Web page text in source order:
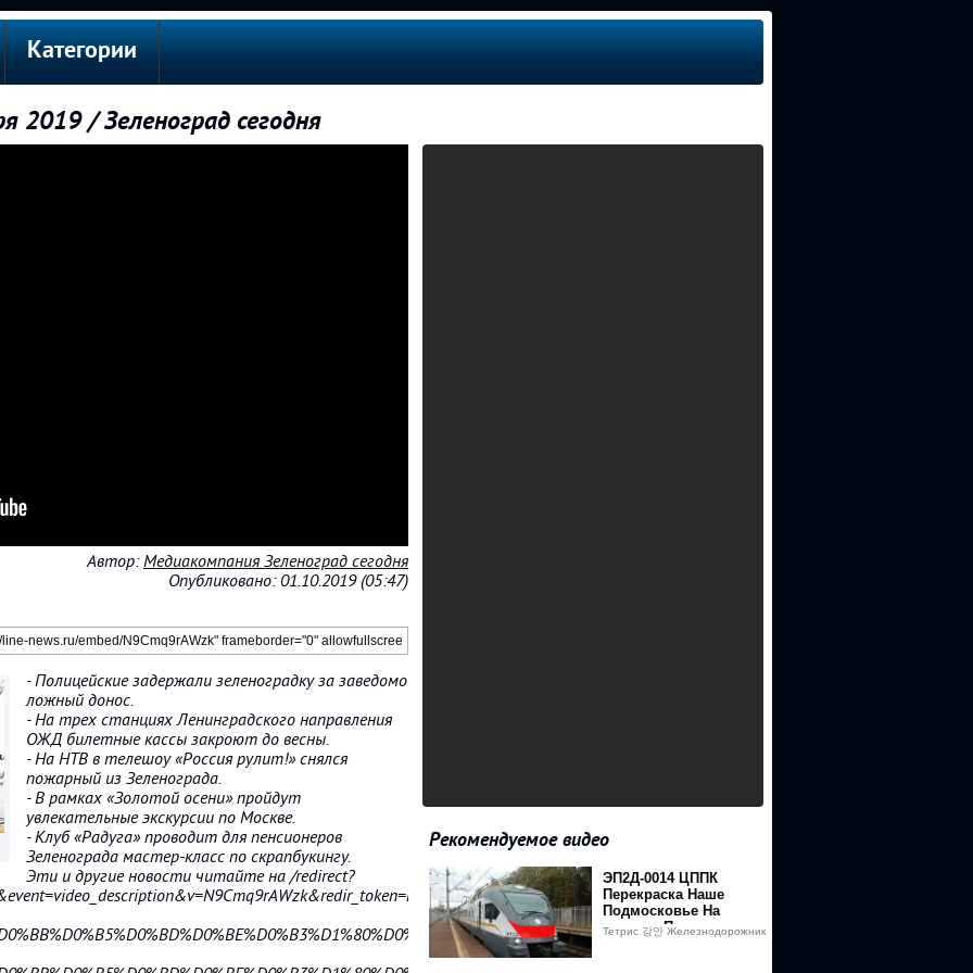
Категории
2019 / Зеленоград сегодня
Автор:Медиакомпания Зеленоград сегодня
Опубликовано: 01.10.2019 (05:47)
- Полицейские задержали зеленоградку за заведомо
ложный донос.
- На трех станциях Ленинградского направления
ОЖД билетные кассы закроют до весны.
- На НТВ в телешоу «Россия рулит!» снялся
пожарный из Зеленограда.
- В рамках «Золотой осени» пройдут
увлекательные экскурсии по Москве.
- Клуб «Радуга» проводит для пенсионеров
Зеленограда мастер-класс по скрапбукингу.
Эти и другие новости читайте на /redirect?
Рекомендуемое видео
ЭП2Д-0014 ЦППК
Перекраска Наше
Подмосковье На
станции Переделкино
Тетрис 강안 Железнодорожник